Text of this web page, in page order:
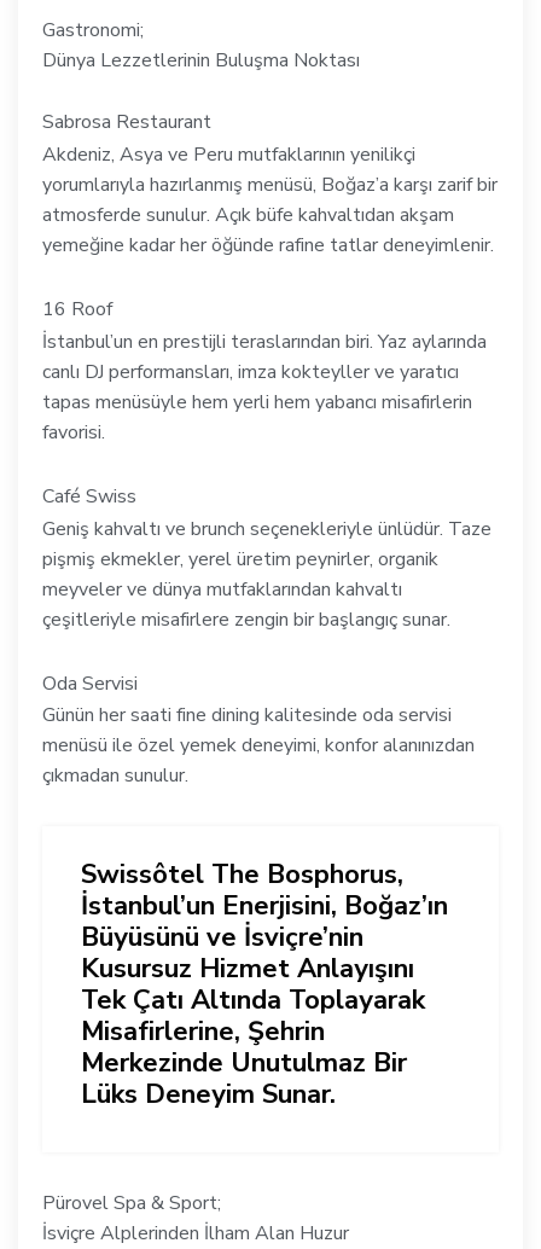
Gastronomi;
Dünya Lezzetlerinin Buluşma Noktası
Sabrosa Restaurant
Akdeniz, Asya ve Peru mutfaklarının yenilikçi
yorumlarıyla hazırlanmış menüsü, Boğaz’a karşı zarif bir
atmosferde sunulur. Açık büfe kahvaltıdan akşam
yemeğine kadar her öğünde rafine tatlar deneyimlenir.
16 Roof
İstanbul’un en prestijli teraslarından biri. Yaz aylarında
canlı DJ performansları, imza kokteyller ve yaratıcı
tapas menüsüyle hem yerli hem yabancı misafirlerin
favorisi.
Café Swiss
Geniş kahvaltı ve brunch seçenekleriyle ünlüdür. Taze
pişmiş ekmekler, yerel üretim peynirler, organik
meyveler ve dünya mutfaklarından kahvaltı
çeşitleriyle misafirlere zengin bir başlangıç sunar.
Oda Servisi
Günün her saati fine dining kalitesinde oda servisi
menüsü ile özel yemek deneyimi, konfor alanınızdan
çıkmadan sunulur.
Swissôtel The Bosphorus,
İstanbul’un Enerjisini, Boğaz’ın
Büyüsünü ve İsviçre’nin
Kusursuz Hizmet Anlayışını
Tek Çatı Altında Toplayarak
Misafirlerine, Şehrin
Merkezinde Unutulmaz Bir
Lüks Deneyim Sunar.
Pürovel Spa & Sport;
İsviçre Alplerinden İlham Alan Huzur